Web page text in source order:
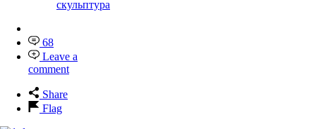
скульптура
68
Leave a
comment
Share
Flag